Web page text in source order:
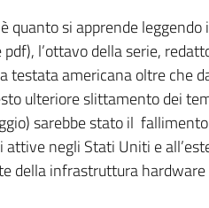
quanto si apprende leggendo
pdf), l’ottavo della serie,
testata americana oltre che
ulteriore slittamento dei
sarebbe stato il
attive negli Stati Uniti e
della infrastruttura